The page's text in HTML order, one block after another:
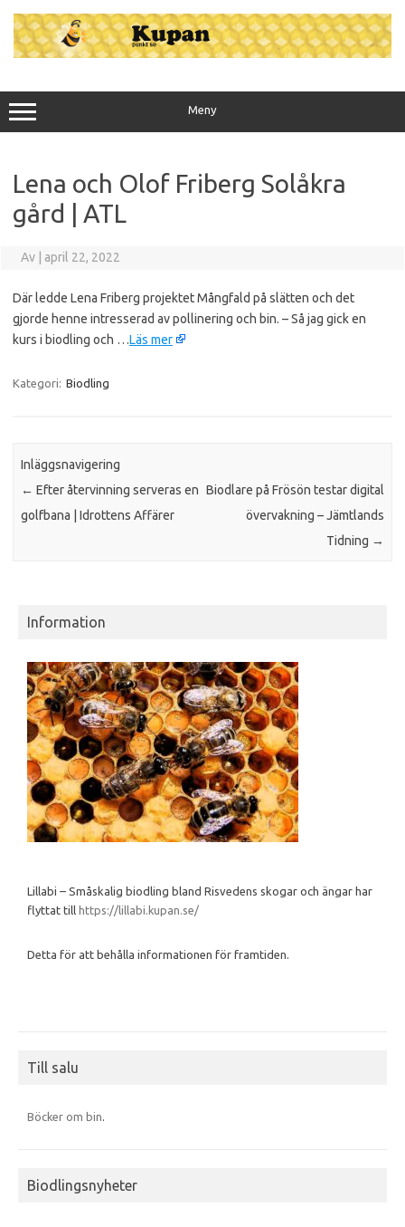
innehåll
Meny
Lena och Olof Friberg Solåkra
gård | ATL
Av april 22, 2022
Där ledde Lena Friberg projektet Mångfald på slätten och det
gjorde henne intresserad av pollinering och bin. – Så jag gick en
kurs i biodling och …Läs mer
Kategori: Biodling
Inläggsnavigering
← Efter återvinning serveras en
golfbana | Idrottens Affärer
Biodlare på Frösön testar digital
övervakning – Jämtlands
Tidning →
Information
Lillabi – Småskalig biodling bland Risvedens skogar och ängar har
flyttat till https://lillabi.kupan.se/
Detta för att behålla informationen för framtiden.
Till salu
Böcker om bin.
Biodlingsnyheter